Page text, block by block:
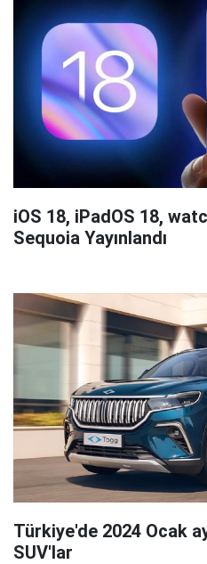
iOS 18, iPadOS 18,
Sequoia Yayınlandı
Türkiye'de 2024 Ocak
SUV'lar